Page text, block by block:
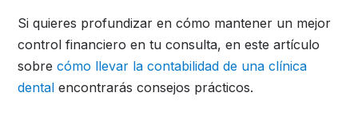
Si quieres profundizar en cómo mantener un mejor
control financiero en tu consulta, en este artículo
sobrecómo llevar la contabilidad de una clínica
dental encontrarás consejos prácticos.